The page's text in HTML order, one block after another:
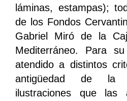
láminas, estampas);
de los Fondos
Gabriel Miró de la
Mediterráneo. Para
atendido a distintos
antigüedad de la
ilustraciones que las